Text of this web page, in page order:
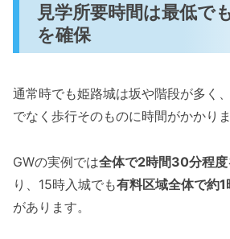
見学所要時間は最低で
を確保
通常時でも姫路城は坂や階段が多く
でなく歩行そのものに時間がかかりま
GWの実例では全体で2時間30分程
り、15時入城でも有料区域全体で約
があります。